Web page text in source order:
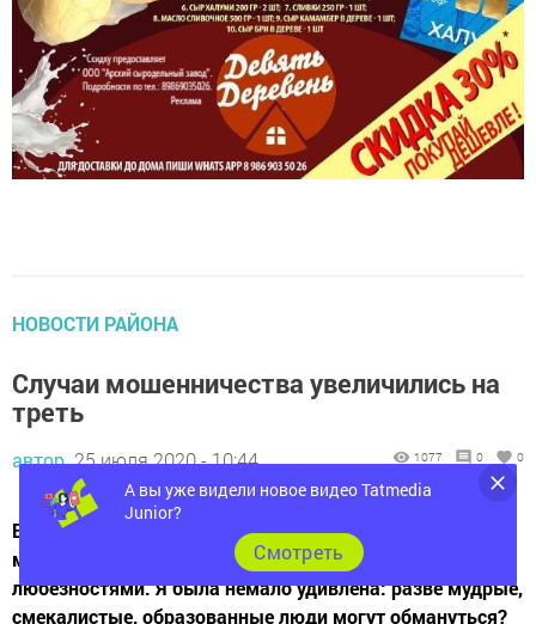
НОВОСТИ РАЙОНА
Случаи мошенничества увеличились на
треть
автор, 25 июля 2020 - 10:44 1077 0 0
Встретила знакомую. «Попала под удочку
мошенников», – сказала она после обмена
любезностями. Я была немало удивлена: разве мудрые,
смекалистые, образованные люди могут обмануться?
А вы уже видели новое видео Tatmedia
Junior?
Cмотреть